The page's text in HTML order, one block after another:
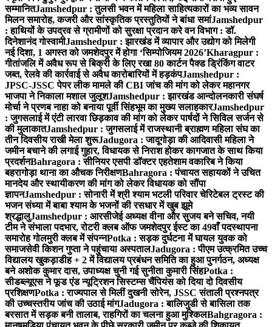
सम्मानितJamshedpur : तुलसी भवन में महिला साहित्यकारों का भव्य सावन
मिलन समारोह, कजरी और सांस्कृतिक प्रस्तुतियों ने बांधा समांJamshedpur
: हाथियों के उपद्रव से ग्रामीणों को सुरक्षा प्रदान करे वन विभाग : डॉ.
दिनेशानंद गोस्वामीJamshedpur : झारखंड में व्यापार और उद्योग को मिलेगी
नई दिशा, 1 अगस्त को जमशेदपुर में होगा ‘सिम्पोजियम 2026’Kharagpur :
गीतांजलि में अवैध रूप से बिक्री के लिए रखा 80 कार्टन पैक्ड ड्रिंकिंग वाटर
जब्त, रेलवे की कार्रवाई से अवैध कारोबारियों में हड़कंपJamshedpur :
JPSC-JSSC पेपर लीक मामले की CBI जांच की मांग को लेकर महानगर
भाजपा ने निकाला मशाल जुलूशJamshedpur : झारखंड आन्दोलनकारी संघर्ष
मोर्चा ने प्रणब नाहा को बनाया पूर्वी सिंहभूम का मुख्य सलाहकारJamshedpur
: जुगसलाई में एंटी लारवा छिड़काव की मांग को लेकर पार्षदों ने सिविल सर्जन से
की मुलाकातJamshedpur : जुगसलाई में राजस्थानी ब्राह्मण महिला संघ का
तीन दिवसीय राखी मेला शुरूJadugora : जादूगोड़ा की आदिवासी महिला ने
जमीन बचाने की लगाई गुहार, विधायक से निराश होकर कागजात के साथ किया
प्रदर्शनBahragora : सीनियर एसपी डॉक्टर एहतेशाम वकारिब ने किया
बहरागोड़ा थाना का औचक निरीक्षणBahragora : पंचायत सहायकों ने उचित
मानदेय और स्थायीकरण की मांग को लेकर विधायक को सौंपा
ज्ञापनJamshedpur : सोनारी में श्री श्याम भटली परिवार चेरिटेबल ट्रस्ट की
भजन संध्या में बाबा श्याम के भजनों की रसधार में खुब झूमे
श्रद्धालुJamshedpur : आरसीजेई अध्यक्ष वीना और सुजय बने सचिव, नयी
टीम ने संभाला पदभार, रोटरी क्लब ऑफ जमशेदपुर ईस्ट का 49वाँ पदस्थापना
समारोह गोलमुरी क्लब में संपन्नPotka : सड़क दुर्घटना में घायल युवक को
समाजसेवी किशन गुप्ता ने पहुंचाया अस्पतालJadugora : पीएम उत्क्रमित उच्च
विद्यालय खुकड़ाडीह + 2 में विद्यालय प्रबंधन समिति का हुआ पुनर्गठन, अध्यक्ष
बने अशोक कुमार दास, उपाध्यक्ष चुनी गई सुनीता कुमारी सिंहPotka :
सीडब्ल्यूएस ने फूड एंड न्यूट्रिशन सिस्टम्स चैंपियंस को दिया दो दिवसीय
प्रशिक्षणPotka : राज्यपाल से मिलीं दुखनी सोरेन, JSSC संताली प्रश्नपत्र
की उच्चस्तरीय जांच की उठाई मांगJadugora : बालिजुडी से बासिला तक
बरसात में सड़क बनी तालाब, राहगिरों का चलना हुआ मुश्किलBahgragora :